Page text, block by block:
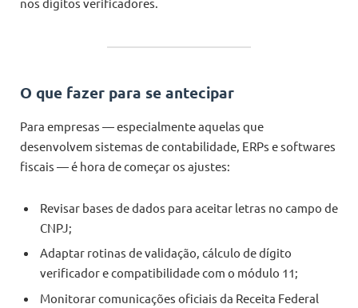
nos dígitos verificadores.
O que fazer para se antecipar
Para empresas — especialmente aquelas que
desenvolvem sistemas de contabilidade, ERPs e softwares
fiscais — é hora de começar os ajustes:
Revisar bases de dados para aceitar letras no campo de
CNPJ;
Adaptar rotinas de validação, cálculo de dígito
verificador e compatibilidade com o módulo 11;
Monitorar comunicações oficiais da Receita Federal